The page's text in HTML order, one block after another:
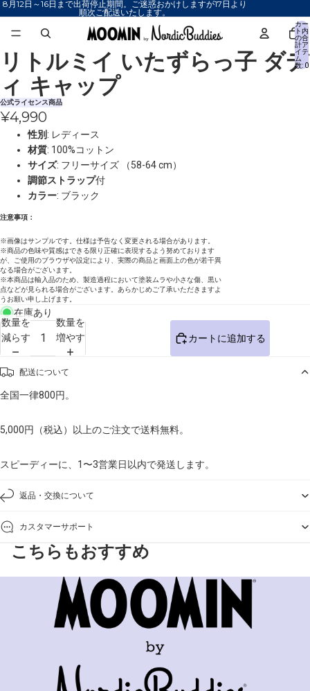
8月12日～16日まで出荷停止期間。ご迷惑おかけしますが17日より
順次ご配送いたします。
カー
ト内
の合
計ア
イテ
ム
数: 0
画
像
を
全
画
画
像
を
全
画
画
像
を
全
画
リトルミイ いたずらっ子 ダデ
ィ キャップ
公式ライセンス商品
¥4,990
性別: レディース
材質: 100%コットン
サイズ: フリーサイズ （58-64 cm）
調節ストラップ付
カラー: ブラック
注意事項：
※画像はサンプルです。仕様は予告なく変更される場合があります。
※商品の色味や質感はできる限り正確に表現するよう努めております
が、ご使用のブラウザや設定により、実際の商品と画面上の色が若干異
なる場合がございます。
※本商品は輸入品のため、製造過程において塗装ムラや小さな傷、黒い
点などが見られる場合がございます。あらかじめご了承いただきますよ
うお願い申し上げます。
在庫あり
数量を
減らす
数量を
増やす
カートに追加する
配送について
全国一律800円。
5,000円（税込）以上のご注文で送料無料。
スピーディーに、1〜3営業日以内で発送します。
返品・交換について
カスタマーサポート
こちらもおすすめ